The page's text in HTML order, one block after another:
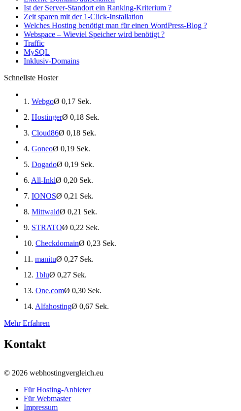
Ist der Server-Standort ein Ranking-Kriterium ?
Zeit sparen mit der 1-Click-Installation
Welches Hosting benötigt man für einen WordPress-Blog ?
Webspace – Wieviel Speicher wird benötigt ?
Traffic
MySQL
Inklusiv-Domains
Schnellste Hoster
1. WebgoØ 0,17 Sek.
2. HostingerØ 0,18 Sek.
3. Cloud86Ø 0,18 Sek.
4. GoneoØ 0,19 Sek.
5. DogadoØ 0,19 Sek.
6. All-InklØ 0,20 Sek.
7. IONOSØ 0,21 Sek.
8. MittwaldØ 0,21 Sek.
9. STRATOØ 0,22 Sek.
10. CheckdomainØ 0,23 Sek.
11. manituØ 0,27 Sek.
12. 1bluØ 0,27 Sek.
13. One.comØ 0,30 Sek.
14. AlfahostingØ 0,67 Sek.
Mehr Erfahren
Kontakt
© 2026 webhostingvergleich.eu
Für Hosting-Anbieter
Für Webmaster
Impressum